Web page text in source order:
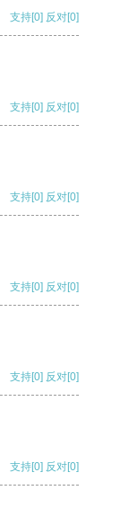
支持[0] 反对[0]
支持[0] 反对[0]
支持[0] 反对[0]
支持[0] 反对[0]
支持[0] 反对[0]
支持[0] 反对[0]